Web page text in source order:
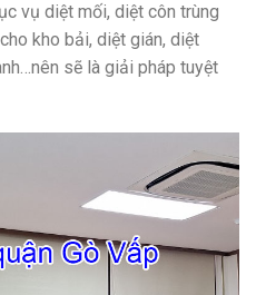
vụ diệt mối, diệt côn trùng
kho bải, diệt gián, diệt
sẽ là giải pháp tuyệt